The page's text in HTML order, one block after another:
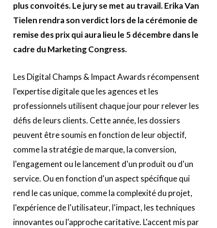
plus convoités. Le jury se met au travail. Erika Van
Tielen rendra son verdict lors de la cérémonie de
remise des prix qui aura lieu le 5 décembre dans le
cadre du Marketing Congress.
Les Digital Champs & Impact Awards récompensent
l'expertise digitale que les agences et les
professionnels utilisent chaque jour pour relever les
défis de leurs clients. Cette année, les dossiers
peuvent être soumis en fonction de leur objectif,
comme la stratégie de marque, la conversion,
l'engagement ou le lancement d'un produit ou d'un
service. Ou en fonction d'un aspect spécifique qui
rend le cas unique, comme la complexité du projet,
l'expérience de l'utilisateur, l'impact, les techniques
innovantes ou l'approche caritative. L'accent mis par
Become a member